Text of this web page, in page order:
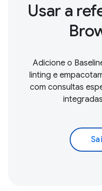
Usar a
Adicione o
linting e
com consultas